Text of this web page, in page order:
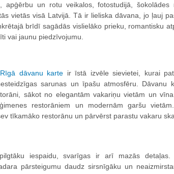
apģērbu un rotu veikalos, fotostudijā, šokolādes
vietās visā Latvijā. Tā ir lieliska dāvana, jo ļauj
brīdī sagādās vislielāko prieku, romantisku
vai jaunu piedzīvojumu.
dāvanu karte ir īstā izvēle sievietei, kurai
sarunas un īpašu atmosfēru. Dāvanu
sākot no elegantām vakariņu vietām un
restorāniem un modernām garšu
tīkamāko restorānu un pārvērst parastu vakaru
iespaidu, svarīgas ir arī mazās detaļas.
pārsteigumu daudz sirsnīgāku un